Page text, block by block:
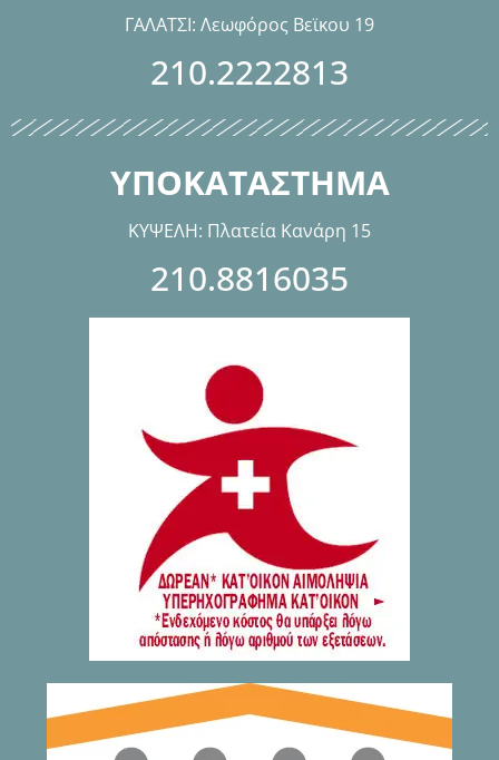
ΓΑΛΑΤΣΙ: Λεωφόρος Βεϊκου 19
210.2222813
ΥΠΟΚΑΤΑΣΤΗΜΑ
ΚΥΨΕΛΗ: Πλατεία Κανάρη 15
210.8816035